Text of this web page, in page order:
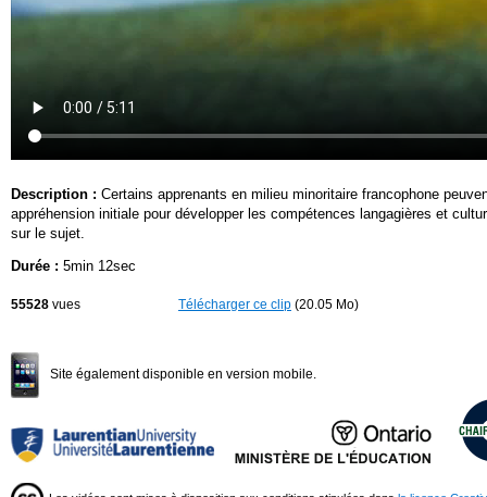
Description : Certains apprenants en milieu minoritaire francophone
appréhension initiale pour développer les compétences langagières et
sur le sujet.
Durée : 5min 12sec
55528 vues Télécharger ce clip (20.05 Mo)
Site également disponible en version mobile.